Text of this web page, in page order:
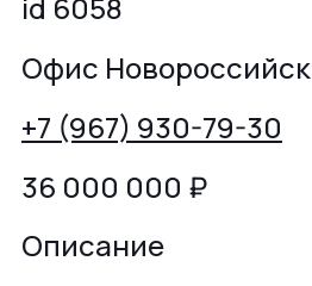
Офис Новороссийск
+7 (967) 930-79-30
36 000 000 ₽
Описание